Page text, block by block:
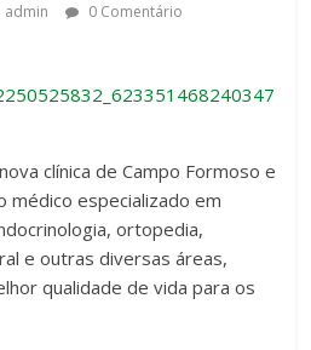
admin 0 Comentário
clínica de Campo Formoso e
médico especializado em
ortopedia,
e outras diversas áreas,
qualidade de vida para os